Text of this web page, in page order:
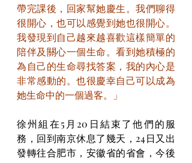
帶完課後，回家幫她慶生。我們聊得
很開心，也可以感覺到她也很開心。
我發現到自己越來越喜歡這樣簡單的
陪伴及關心一個生命。看到她積極的
為自己的生命尋找答案，我的內心是
非常感動的。也很慶幸自己可以成為
她生命中的一個過客。」
徐州組在5月20日結束了他們的服
務，回到南京休息了幾天，24日又出
發轉往合肥市，安徽省的省會，今後